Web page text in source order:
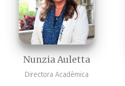
Nunzia Auletta
Directora Académica